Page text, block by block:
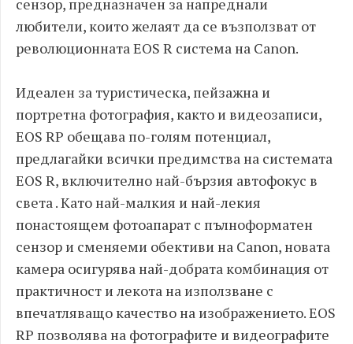
любители, които желаят да се възползват от
революционната EOS R система на Canon.
Идеален за туристическа, пейзажна и
портретна фотография, както и видеозаписи,
EOS RP обещава по-голям потенциал,
предлагайки всички предимства на системата
EOS R, включително най-бързия автофокус в
света . Като най-малкия и най-лекия
понастоящем фотоапарат с пълноформатен
сензор и сменяеми обективи на Canon, новата
камера осигурява най-добрата комбинация от
практичност и лекота на използване с
впечатляващо качество на изображението. EOS
RP позволява на фотографите и видеографите